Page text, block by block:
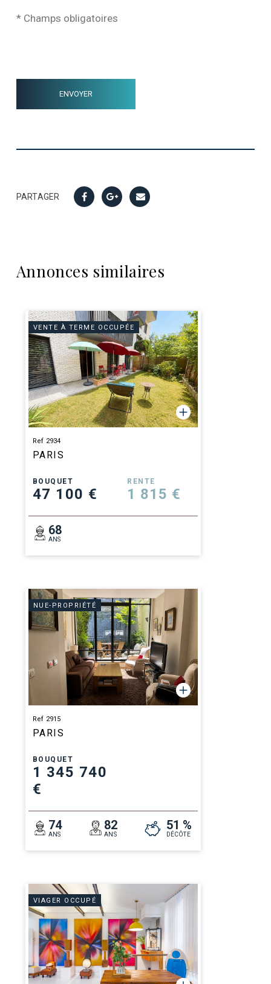
* Champs obligatoires
PARTAGER
Annonces similaires
VENTE À TERME OCCUPÉE
Ref 2934
PARIS
BOUQUET
47 100 €
RENTE
1 815 €
68
ANS
NUE-PROPRIÉTÉ
Ref 2915
PARIS
BOUQUET
1 345 740
€
74
ANS
82
ANS
51 %
DÉCÔTE
VIAGER OCCUPÉ